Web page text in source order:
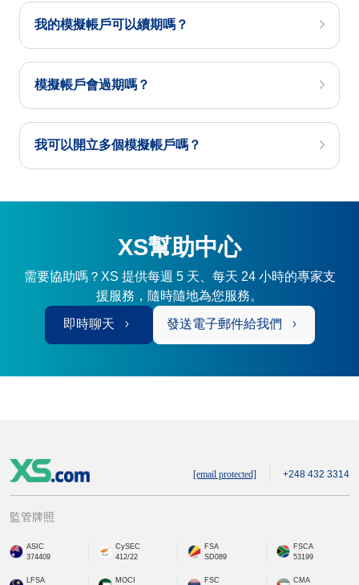
我的模擬帳戶可以續期嗎？
模擬帳戶會過期嗎？
我可以開立多個模擬帳戶嗎？
XS幫助中心
需要協助嗎？XS 提供每週 5 天、每天 24 小時的專家支
援服務，隨時隨地為您服務。
即時聊天 發送電子郵件給我們
[email protected] +248 432 3314
監管牌照
ASIC
374409
CySEC
412/22
FSA
SD089
FSCA
53199
LFSA
MOCI
FSC
CMA